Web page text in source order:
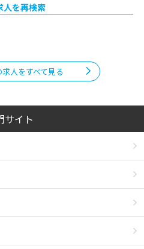
人を再検索
人をすべて見る
サイト